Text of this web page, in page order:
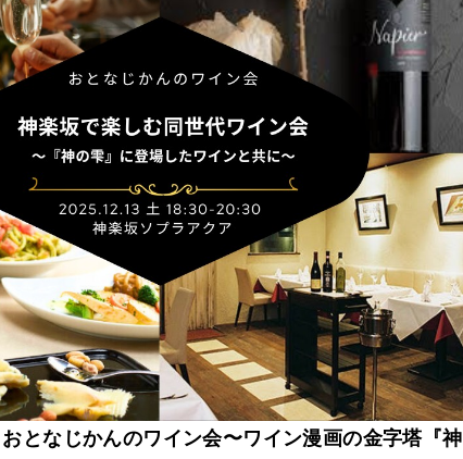
おとなじかんのワイン会〜ワイン漫画の金字塔『神